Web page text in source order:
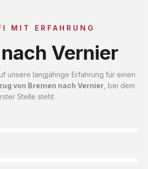
MIT ERFAHRUNG
Vernier
unsere langjährige Erfahrung für einen
von Bremen nach Vernier , bei dem
Stelle steht.